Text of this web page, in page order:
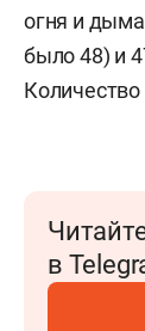
огня и
было 48) и
в